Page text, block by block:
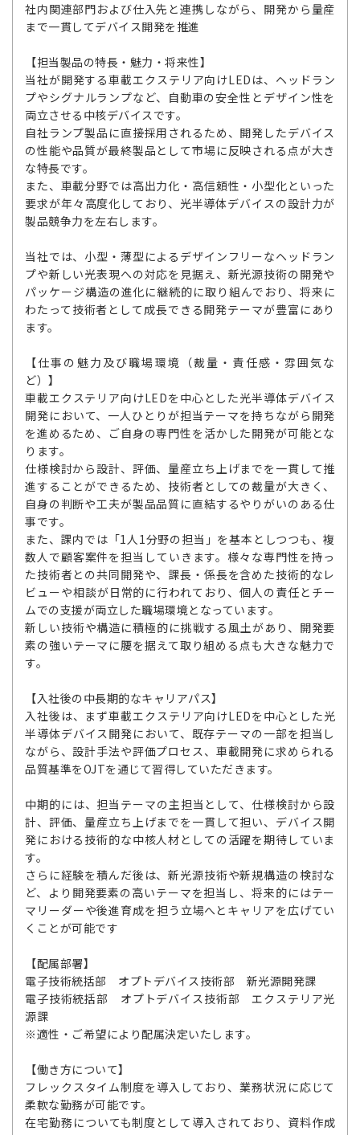
社内関連部門および仕入先と連携しながら、開発から量産
まで一貫してデバイス開発を推進
【担当製品の特長・魅力・将来性】
当社が開発する車載エクステリア向けLEDは、ヘッドラン
プやシグナルランプなど、自動車の安全性とデザイン性を
両立させる中核デバイスです。
自社ランプ製品に直接採用されるため、開発したデバイス
の性能や品質が最終製品として市場に反映される点が大き
な特長です。
また、車載分野では高出力化・高信頼性・小型化といった
要求が年々高度化しており、光半導体デバイスの設計力が
製品競争力を左右します。
当社では、小型・薄型によるデザインフリーなヘッドラン
プや新しい光表現への対応を見据え、新光源技術の開発や
パッケージ構造の進化に継続的に取り組んでおり、将来に
わたって技術者として成長できる開発テーマが豊富にあり
ます。
【仕事の魅力及び職場環境（裁量・責任感・雰囲気な
ど）】
車載エクステリア向けLEDを中心とした光半導体デバイス
開発において、一人ひとりが担当テーマを持ちながら開発
を進めるため、ご自身の専門性を活かした開発が可能とな
ります。
仕様検討から設計、評価、量産立ち上げまでを一貫して推
進することができるため、技術者としての裁量が大きく、
自身の判断や工夫が製品品質に直結するやりがいのある仕
事です。
また、課内では「1人1分野の担当」を基本としつつも、複
数人で顧客案件を担当していきます。様々な専門性を持っ
た技術者との共同開発や、課長・係長を含めた技術的なレ
ビューや相談が日常的に行われており、個人の責任とチー
ムでの支援が両立した職場環境となっています。
新しい技術や構造に積極的に挑戦する風土があり、開発要
素の強いテーマに腰を据えて取り組める点も大きな魅力で
す。
【入社後の中長期的なキャリアパス】
入社後は、まず車載エクステリア向けLEDを中心とした光
半導体デバイス開発において、既存テーマの一部を担当し
ながら、設計手法や評価プロセス、車載開発に求められる
品質基準をOJTを通じて習得していただきます。
中期的には、担当テーマの主担当として、仕様検討から設
計、評価、量産立ち上げまでを一貫して担い、デバイス開
発における技術的な中核人材としての活躍を期待していま
す。
さらに経験を積んだ後は、新光源技術や新規構造の検討な
ど、より開発要素の高いテーマを担当し、将来的にはテー
マリーダーや後進育成を担う立場へとキャリアを広げてい
くことが可能です
【配属部署】
電子技術統括部 オプトデバイス技術部 新光源開発課
電子技術統括部 オプトデバイス技術部 エクステリア光
源課
※適性・ご希望により配属決定いたします。
【働き方について】
フレックスタイム制度を導入しており、業務状況に応じて
柔軟な勤務が可能です。
在宅勤務についても制度として導入されており、資料作成